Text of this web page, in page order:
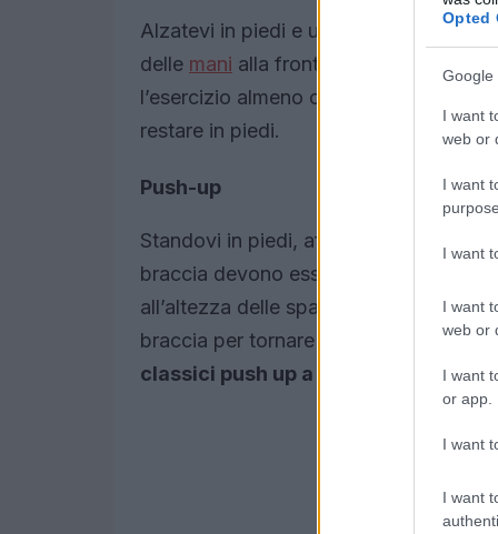
Opted
Google
I want
web or
I want
I want
I want
web or
I want
or app.
I want
I want
Alzatevi in piedi e unite le
al
delle mani alla fronte e inclinate il
l’esercizio almeno cinque volte. Se
restare in piedi.
Push-up
Standovi in piedi, afferrate i manici con
braccia devono essere parallele e
all’altezza delle spalle, curando di far
braccia per tornare alla posizione
classici push up a terra
,